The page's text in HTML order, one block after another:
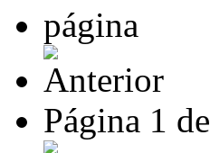
Página 1 de